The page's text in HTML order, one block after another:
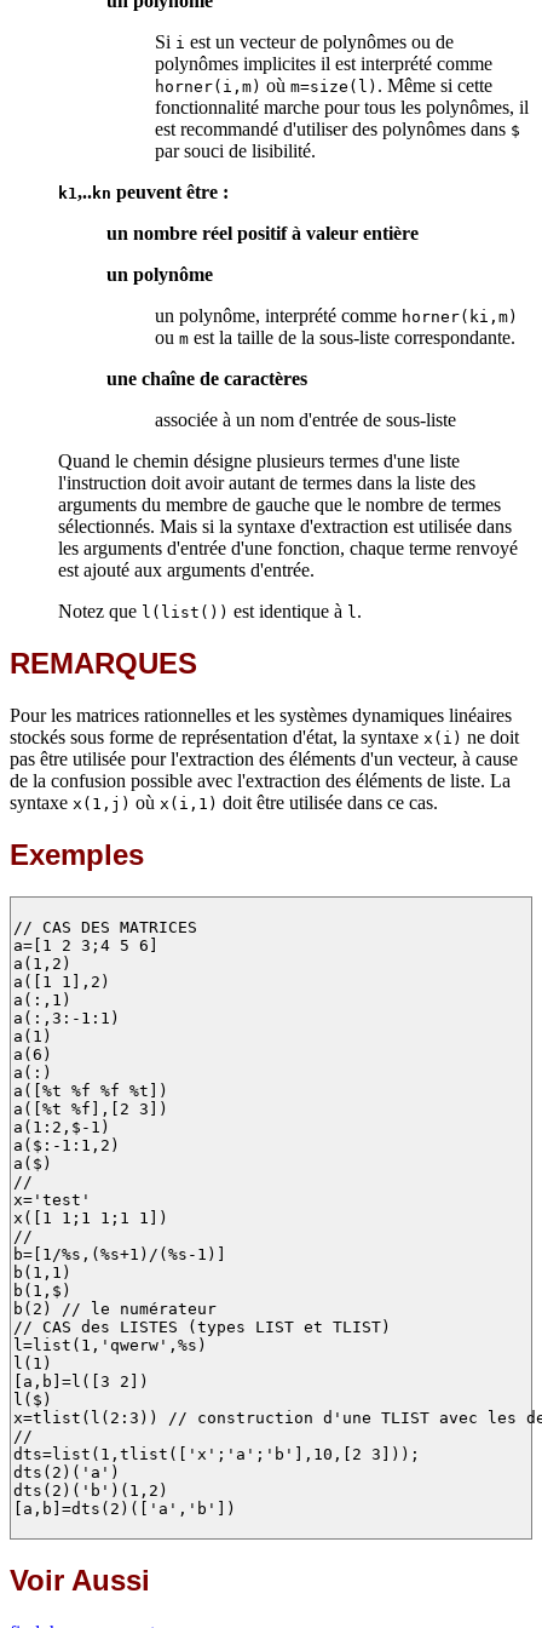
Si i est un vecteur de polynômes ou de
polynômes implicites il est interprété comme
horner(i,m) où m=size(l) . Même si cette
fonctionnalité marche pour tous les polynômes, il
est recommandé d'utiliser des polynômes dans $
par souci de lisibilité.
k1,.. kn peuvent être :
un nombre réel positif à valeur entière
un polynôme
un polynôme, interprété comme horner(ki,m)
ou m est la taille de la sous-liste correspondante.
une chaîne de caractères
associée à un nom d'entrée de sous-liste
Quand le chemin désigne plusieurs termes d'une liste
l'instruction doit avoir autant de termes dans la liste des
arguments du membre de gauche que le nombre de termes
sélectionnés. Mais si la syntaxe d'extraction est utilisée dans
les arguments d'entrée d'une fonction, chaque terme renvoyé
est ajouté aux arguments d'entrée.
Notez que l(list()) est identique à l.
REMARQUES
Pour les matrices rationnelles et les systèmes dynamiques linéaires
stockés sous forme de représentation d'état, la syntaxe x(i) ne doit
pas être utilisée pour l'extraction des éléments d'un vecteur, à cause
de la confusion possible avec l'extraction des éléments de liste. La
syntaxe x(1,j) où x(i,1) doit être utilisée dans ce cas.
Exemples
// CAS DES MATRICES
a=[1 2 3;4 5 6]
a(1,2)
a([1 1],2)
a(:,1)
a(:,3:-1:1)
a(1)
a(6)
a(:)
a([%t %f %f %t])
a([%t %f],[2 3])
a(1:2,$-1)
a($:-1:1,2)
a($)
//
x='test'
x([1 1;1 1;1 1])
//
b=[1/%s,(%s+1)/(%s-1)]
b(1,1)
b(1,$)
b(2) // le numérateur
// CAS des LISTES (types LIST et TLIST)
l=list(1,'qwerw',%s)
l(1)
[a,b]=l([3 2])
l($)
x=tlist(l(2:3)) // construction d'une TLIST avec les
//
dts=list(1,tlist(['x';'a';'b'],10,[2 3]));
dts(2)('a')
dts(2)('b')(1,2)
[a,b]=dts(2)(['a','b'])
Voir Aussi